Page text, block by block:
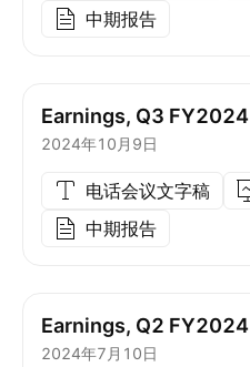
中期报告
Earnings, Q3 FY2024
2024年10月9日
电话会议文字稿
中期报告
Earnings, Q2 FY2024
2024年7月10日